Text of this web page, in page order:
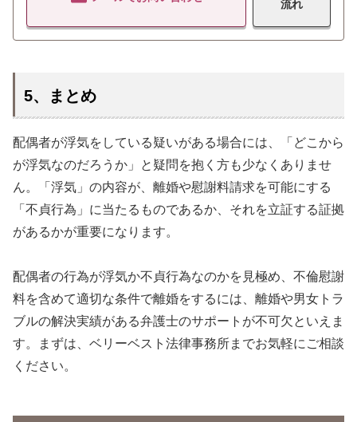
流れ
5、まとめ
配偶者が浮気をしている疑いがある場合には、「どこから
が浮気なのだろうか」と疑問を抱く方も少なくありませ
ん。「浮気」の内容が、離婚や慰謝料請求を可能にする
「不貞行為」に当たるものであるか、それを立証する証拠
があるかが重要になります。
配偶者の行為が浮気か不貞行為なのかを見極め、不倫慰謝
料を含めて適切な条件で離婚をするには、離婚や男女トラ
ブルの解決実績がある弁護士のサポートが不可欠といえま
す。まずは、ベリーベスト法律事務所までお気軽にご相談
ください。